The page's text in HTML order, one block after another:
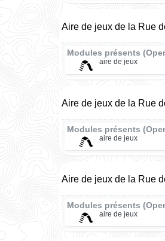
Aire de jeux de la Rue
Modules présents
aire de jeux
Aire de jeux de la Rue
Modules présents
aire de jeux
Aire de jeux de la Rue
Modules présents
aire de jeux